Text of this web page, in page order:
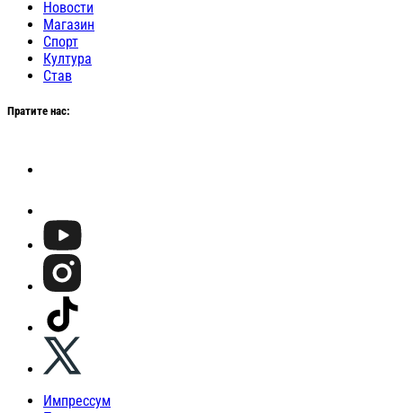
Новости
Магазин
Спорт
Култура
Став
Пратите нас:
Импрессум